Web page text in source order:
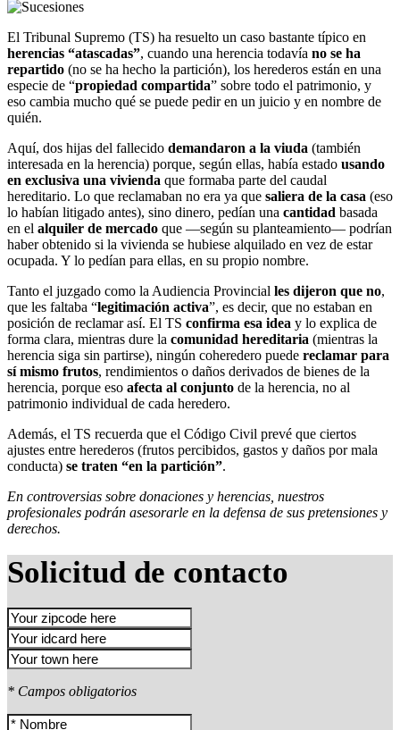
El Tribunal Supremo (TS) ha resuelto un caso bastante típico en
herencias “atascadas”, cuando una herencia todavía no se ha
repartido (no se ha hecho la partición), los herederos están en una
especie de “propiedad compartida” sobre todo el patrimonio, y
eso cambia mucho qué se puede pedir en un juicio y en nombre de
quién.
Aquí, dos hijas del fallecido demandaron a la viuda (también
interesada en la herencia) porque, según ellas, había estado usando
en exclusiva una vivienda que formaba parte del caudal
hereditario. Lo que reclamaban no era ya que saliera de la casa (eso
lo habían litigado antes), sino dinero, pedían una cantidad basada
en el alquiler de mercado que —según su planteamiento— podrían
haber obtenido si la vivienda se hubiese alquilado en vez de estar
ocupada. Y lo pedían para ellas, en su propio nombre.
Tanto el juzgado como la Audiencia Provincial les dijeron que no,
que les faltaba “legitimación activa”, es decir, que no estaban en
posición de reclamar así. El TS confirma esa idea y lo explica de
forma clara, mientras dure la comunidad hereditaria (mientras la
herencia siga sin partirse), ningún coheredero puede reclamar para
sí mismo frutos, rendimientos o daños derivados de bienes de la
herencia, porque eso afecta al conjunto de la herencia, no al
patrimonio individual de cada heredero.
Además, el TS recuerda que el Código Civil prevé que ciertos
ajustes entre herederos (frutos percibidos, gastos y daños por mala
conducta) se traten “en la partición”.
En controversias sobre donaciones y herencias, nuestros
profesionales podrán asesorarle en la defensa de sus pretensiones y
derechos.
Solicitud de contacto
* Campos obligatorios